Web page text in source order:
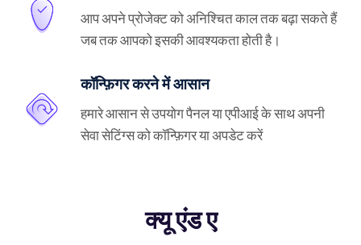
आप अपने प्रोजेक्ट को अनिश्चित काल तक बढ़ा सकते हैं
जब तक आपको इसकी आवश्यकता होती है।
कॉन्फ़िगर करने में आसान
हमारे आसान से उपयोग पैनल या एपीआई के साथ अपनी
सेवा सेटिंग्स को कॉन्फ़िगर या अपडेट करें
क्यू एंड ए